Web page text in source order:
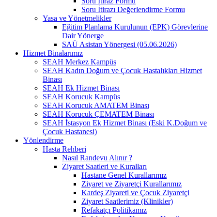
Soru İtirazı Değerlendirme Formu
Yasa ve Yönetmelikler
Eğitim Planlama Kurulunun (EPK) Görevlerine
Dair Yönerge
SAÜ Asistan Yönergesi (05.06.2026)
Hizmet Binalarımız
SEAH Merkez Kampüs
SEAH Kadın Doğum ve Çocuk Hastalıkları Hizmet
Binası
SEAH Ek Hizmet Binası
SEAH Korucuk Kampüs
SEAH Korucuk AMATEM Binası
SEAH Korucuk ÇEMATEM Binası
SEAH İstasyon Ek Hizmet Binası (Eski K.Doğum ve
Çocuk Hastanesi)
Yönlendirme
Hasta Rehberi
Nasıl Randevu Alınır ?
Ziyaret Saatleri ve Kuralları
Hastane Genel Kurallarımız
Ziyaret ve Ziyaretçi Kurallarımız
Kardeş Ziyareti ve Çocuk Ziyaretçi
Ziyaret Saatlerimiz (Klinikler)
Refakatçı Politikamız